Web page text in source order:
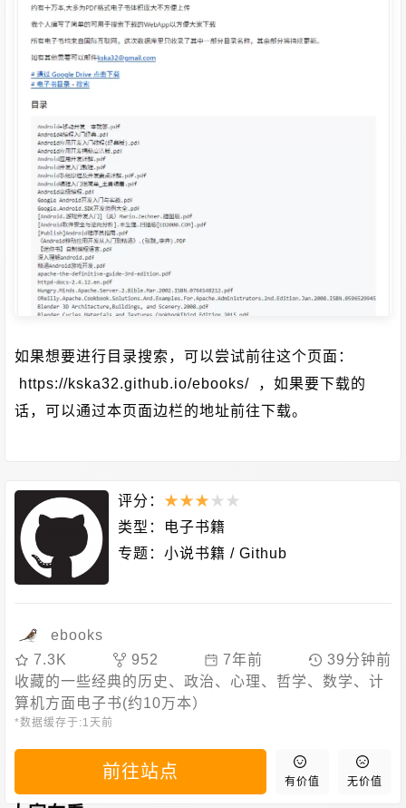
如果想要进行目录搜索，可以尝试前往这个页面：
https://kska32.github.io/ebooks/
，如果要下载的
话，可以通过本页面边栏的地址前往下载。
评分： ★★★ ★ ★
类型：
电子书籍
专题： 小说书籍 / Github
ebooks
7.3K
952 7年前
39分钟前
收藏的一些经典的历史、政治、心理、哲学、数学、计
算机方面电子书(约10万本）
*数据缓存于: 1天前
前往站点 有价值 无价值